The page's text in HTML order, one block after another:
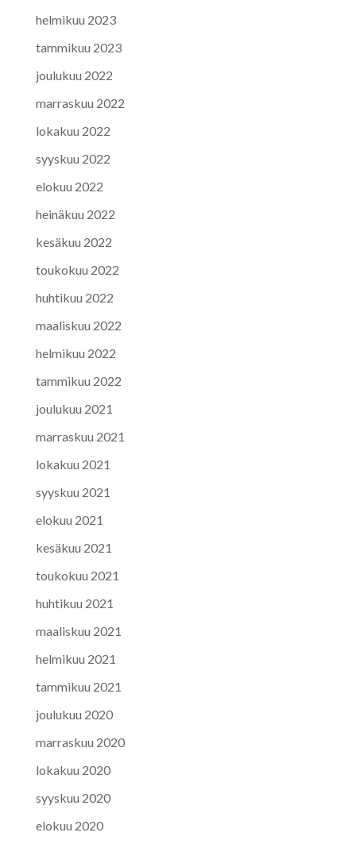
helmikuu 2023
tammikuu 2023
joulukuu 2022
marraskuu 2022
lokakuu 2022
syyskuu 2022
elokuu 2022
heinäkuu 2022
kesäkuu 2022
toukokuu 2022
huhtikuu 2022
maaliskuu 2022
helmikuu 2022
tammikuu 2022
joulukuu 2021
marraskuu 2021
lokakuu 2021
syyskuu 2021
elokuu 2021
kesäkuu 2021
toukokuu 2021
huhtikuu 2021
maaliskuu 2021
helmikuu 2021
tammikuu 2021
joulukuu 2020
marraskuu 2020
lokakuu 2020
syyskuu 2020
elokuu 2020